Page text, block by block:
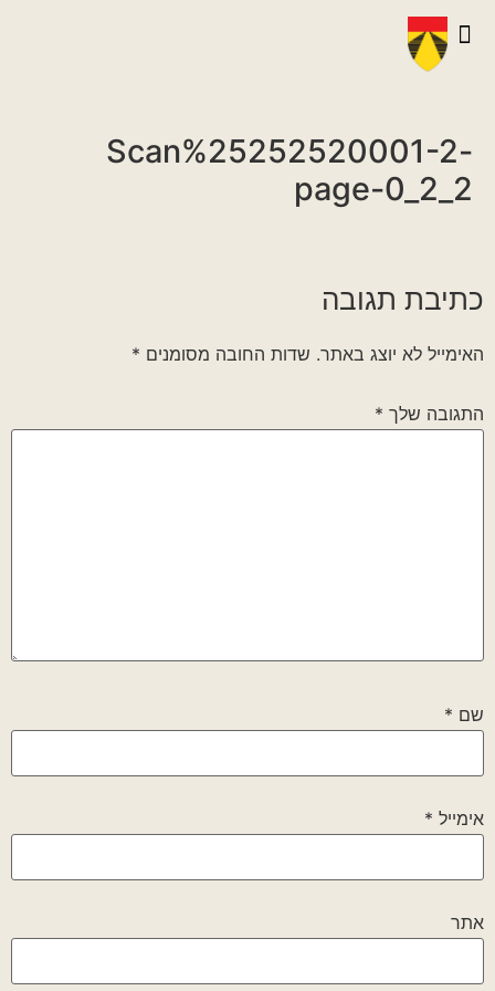
Scan%25252520001-2-
page-0_2_2
כתיבת תגובה
האימייל לא יוצג באתר. שדות החובה מסומנים *
התגובה שלך *
שם *
אימייל *
אתר